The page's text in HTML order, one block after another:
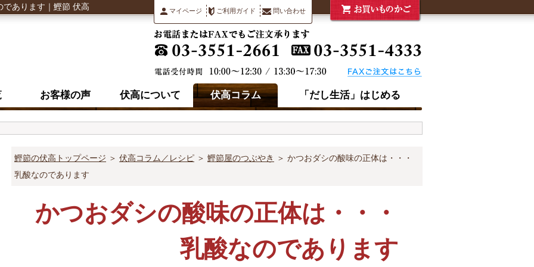
あります｜鰹節 伏高 マイページ ご利用ガイド 問い合わせ
お客様の声 伏高について 伏高コラム 「だし生活」はじめる
鰹節の伏高トップページ ＞ 伏高コラム／レシピ ＞ 鰹節屋のつぶやき
＞ かつおダシの酸味の正体は・・・
乳酸なのであります
かつおダシの酸味の正体は・・・
乳酸なのであります